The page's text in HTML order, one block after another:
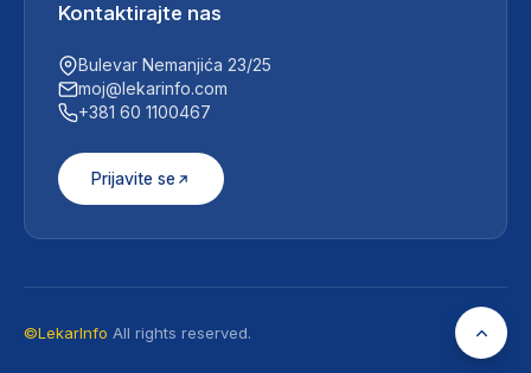
Kontaktirajte nas
Bulevar Nemanjića 23/25
moj@lekarinfo.com
+381 60 1100467
Prijavite se
©LekarInfo All rights reserved.